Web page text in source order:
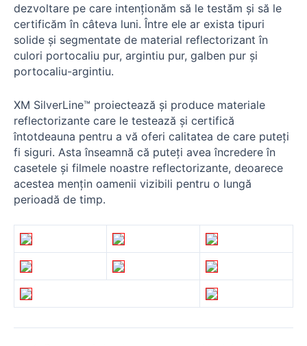
dezvoltare pe care intenționăm să le testăm și să le
certificăm în câteva luni. Între ele ar exista tipuri
solide și segmentate de material reflectorizant în
culori portocaliu pur, argintiu pur, galben pur și
portocaliu-argintiu.
XM SilverLine™ proiectează și produce materiale
reflectorizante care le testează și certifică
întotdeauna pentru a vă oferi calitatea de care puteți
fi siguri. Asta înseamnă că puteți avea încredere în
casetele și filmele noastre reflectorizante, deoarece
acestea mențin oamenii vizibili pentru o lungă
perioadă de timp.